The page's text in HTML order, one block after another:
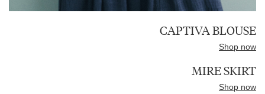
CAPTIVA BLOUSE
Shop now
MIRE SKIRT
Shop now